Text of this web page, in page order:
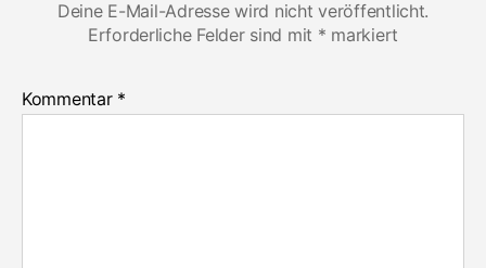
Deine E-Mail-Adresse wird nicht veröffentlicht.
Erforderliche Felder sind mit * markiert
Kommentar *